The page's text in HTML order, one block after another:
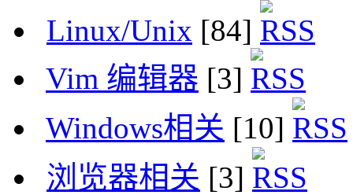
Linux/Unix [84]
Vim 编辑器 [3]
Windows相关 [10]
浏览器相关 [3]